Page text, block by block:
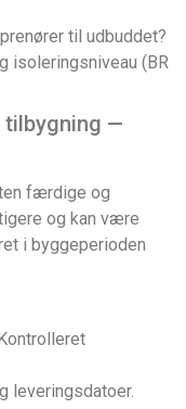
til udbuddet?
isoleringsniveau (BR
—
færdige og
og kan være
i byggeperioden
leveringsdatoer.